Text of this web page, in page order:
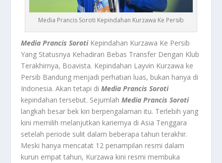
Media Prancis Soroti Kepindahan Kurzawa Ke Persib
Media Prancis SorotiKepindahan Kurzawa Ke Persib
Yang Statusnya Kehadiran Bebas Transfer Dengan Klub
Terakhirnya, Boavista. Kepindahan Layvin Kurzawa ke
Persib Bandung menjadi perhatian luas, bukan hanya di
Indonesia. Akan tetapi diMedia Prancis Soroti
kepindahan tersebut. SejumlahMedia Prancis Soroti
langkah besar bek kiri berpengalaman itu. Terlebih yang
kini memilih melanjutkan kariernya di Asia Tenggara
setelah periode sulit dalam beberapa tahun terakhir.
Meski hanya mencatat 12 penampilan resmi dalam
kurun empat tahun, Kurzawa kini resmi membuka